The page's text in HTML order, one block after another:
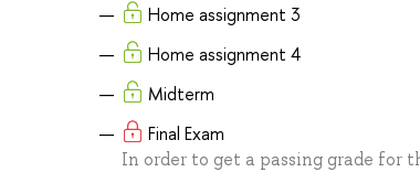
Home assignment 3
Home assignment 4
Midterm
Final Exam
In order to get a passing grade for